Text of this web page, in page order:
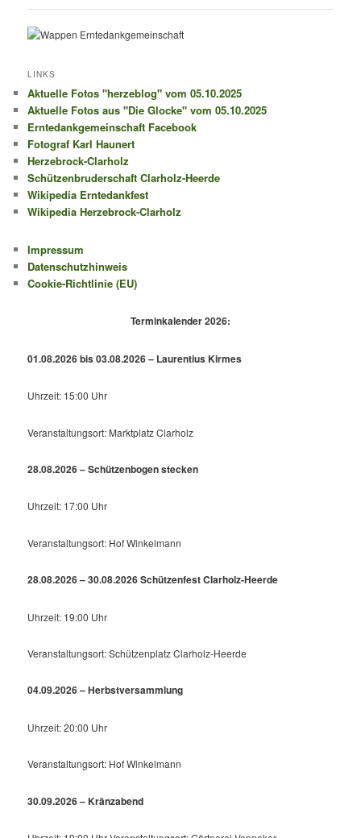
LINKS
Aktuelle Fotos "herzeblog" vom 05.10.2025
Aktuelle Fotos aus "Die Glocke" vom 05.10.2025
Erntedankgemeinschaft Facebook
Fotograf Karl Haunert
Herzebrock-Clarholz
Schützenbruderschaft Clarholz-Heerde
Wikipedia Erntedankfest
Wikipedia Herzebrock-Clarholz
Impressum
Datenschutzhinweis
Cookie-Richtlinie (EU)
Terminkalender 2026:
01.08.2026 bis 03.08.2026 – Laurentius Kirmes
Uhrzeit: 15:00 Uhr
Veranstaltungsort: Marktplatz Clarholz
28.08.2026 – Schützenbogen stecken
Uhrzeit: 17:00 Uhr
Veranstaltungsort: Hof Winkelmann
28.08.2026 – 30.08.2026 Schützenfest Clarholz-Heerde
Uhrzeit: 19:00 Uhr
Veranstaltungsort: Schützenplatz Clarholz-Heerde
04.09.2026 – Herbstversammlung
Uhrzeit: 20:00 Uhr
Veranstaltungsort: Hof Winkelmann
30.09.2026 – Kränzabend